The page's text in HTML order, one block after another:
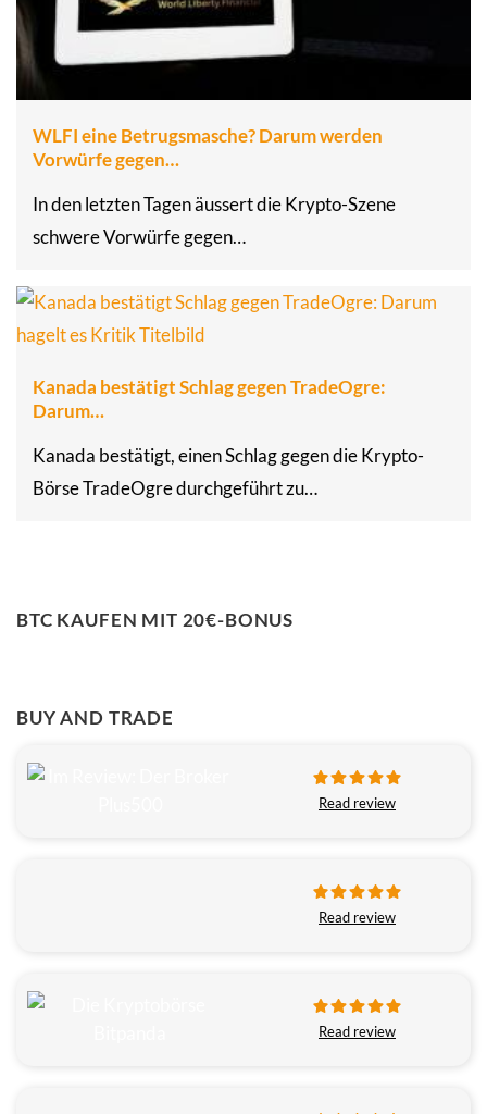
WLFI eine Betrugsmasche? Darum werden
Vorwürfe gegen…
In den letzten Tagen äussert die Krypto-Szene
schwere Vorwürfe gegen…
Kanada bestätigt Schlag gegen TradeOgre:
Darum…
Kanada bestätigt, einen Schlag gegen die Krypto-
Börse TradeOgre durchgeführt zu…
BTC KAUFEN MIT 20€-BONUS
BUY AND TRADE
Read review
Read review
Read review